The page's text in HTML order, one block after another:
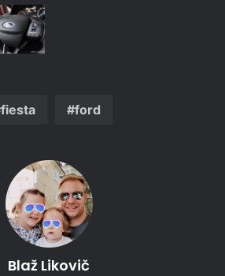
fiesta ford
Blaž Likovič